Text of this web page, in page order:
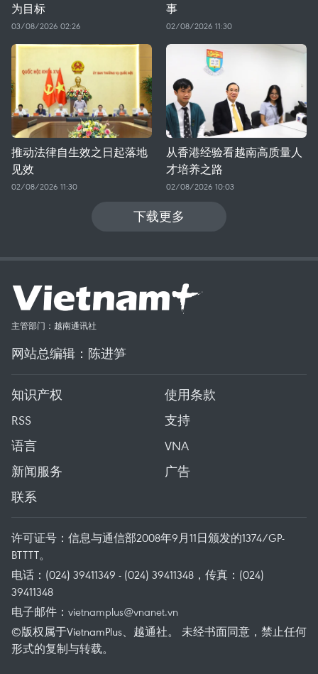
为目标
03/08/2026 02:26
事
02/08/2026 11:30
推动法律自生效之日起落地
见效
02/08/2026 11:30
从香港经验看越南高质量人
才培养之路
02/08/2026 10:03
下载更多
主管部门：越南通讯社
网站总编辑：陈进笋
知识产权
使用条款
RSS
支持
语言
VNA
新闻服务
广告
联系
许可证号：信息与通信部2008年9月11日颁发的1374/GP-
BTTTT。
电话：(024) 39411349 - (024) 39411348，传真：(024)
39411348
电子邮件： vietnamplus@vnanet.vn
©版权属于VietnamPlus、越通社。 未经书面同意，禁止任何
形式的复制与转载。